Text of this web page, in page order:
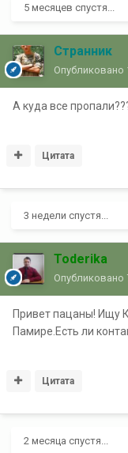
5 месяцев спустя...
Странник
Опубликовано
А куда все
Цитата
3 недели спустя...
Toderika
Опубликовано
Привет пацаны! Ищу
Памире.Есть ли
Цитата
2 месяца спустя...